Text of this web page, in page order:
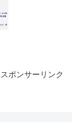
スポンサーリンク